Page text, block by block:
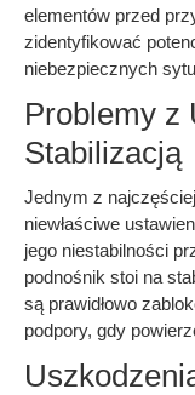
elementów przed
zidentyfikować
niebezpiecznych
Problemy z
Stabilizacją
Jednym z
niewłaściwe
jego niestabilności
podnośnik stoi na
są prawidłowo
podpory, gdy